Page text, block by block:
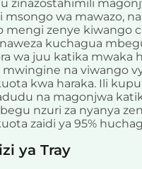
zinazostahimili
msongo wa mawazo,
mengi zenye kiwango
kuchagua
wa juu katika mwaka
mwingine na viwango
kwa haraka. Ili
na magonjwa
nzuri za nyanya
zaidi ya 95%
ya Tray